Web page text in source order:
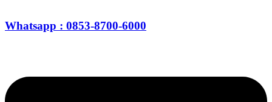
Whatsapp : 0853-8700-6000